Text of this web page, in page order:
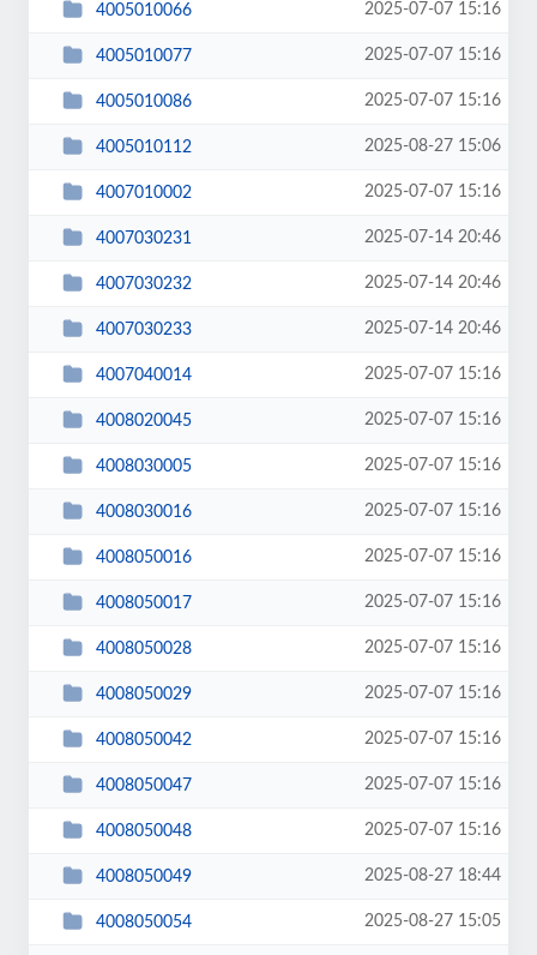
4005010066 2025-07-07 15:16
4005010077 2025-07-07 15:16
4005010086 2025-07-07 15:16
4005010112 2025-08-27 15:06
4007010002 2025-07-07 15:16
4007030231 2025-07-14 20:46
4007030232 2025-07-14 20:46
4007030233 2025-07-14 20:46
4007040014 2025-07-07 15:16
4008020045 2025-07-07 15:16
4008030005 2025-07-07 15:16
4008030016 2025-07-07 15:16
4008050016 2025-07-07 15:16
4008050017 2025-07-07 15:16
4008050028 2025-07-07 15:16
4008050029 2025-07-07 15:16
4008050042 2025-07-07 15:16
4008050047 2025-07-07 15:16
4008050048 2025-07-07 15:16
4008050049 2025-08-27 18:44
4008050054 2025-08-27 15:05